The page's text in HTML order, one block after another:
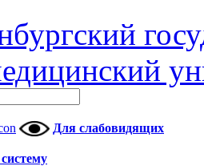
Для слабовидящих